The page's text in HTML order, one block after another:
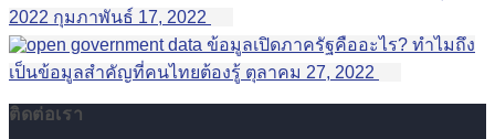
2022 กุมภาพันธ์ 17, 2022
ข้อมูลเปิดภาครัฐคืออะไร? ทำไมถึง
เป็นข้อมูลสำคัญที่คนไทยต้องรู้ ตุลาคม 27, 2022
ติดต่อเรา